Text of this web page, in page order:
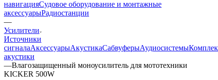
навигацияСудовое оборудование и монтажные
аксессуарыРадиостанции
—
Усилители
Источники
сигналаАксессуарыАкустикаСабвуферыАудиосистемы
акустики
—Влагозащищенный моноусилитель для мототехники
KICKER 500W